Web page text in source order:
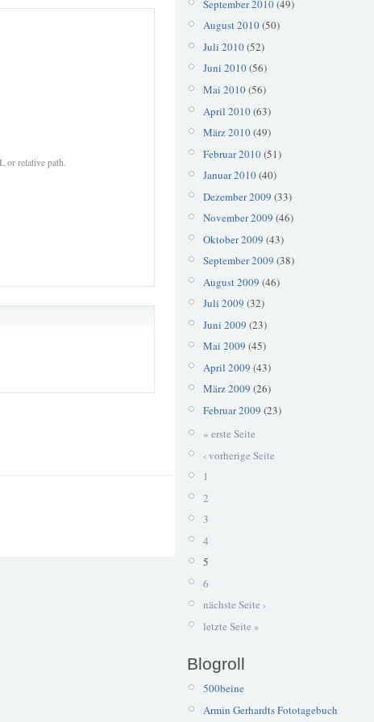
or relative path.
September 2010(49)
August 2010(50)
Juli 2010(52)
Juni 2010(56)
Mai 2010(56)
April 2010(63)
März 2010(49)
Februar 2010(51)
Januar 2010(40)
Dezember 2009 (33)
November 2009 (46)
Oktober 2009 (43)
September 2009 (38)
August 2009 (46)
Juli 2009 (32)
Juni 2009 (23)
Mai 2009 (45)
April 2009 (43)
März 2009 (26)
Februar 2009 (23)
« erste Seite
‹ vorherige Seite
1
2
3
4
5
6
nächste Seite ›
letzte Seite »
Blogroll
500beine
Armin Gerhardts Fototagebuch